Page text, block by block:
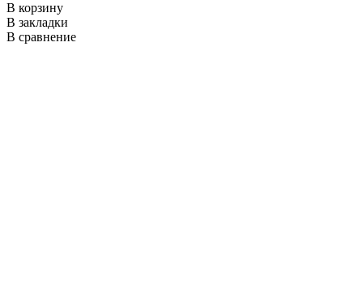
В корзину
В закладки
В сравнение